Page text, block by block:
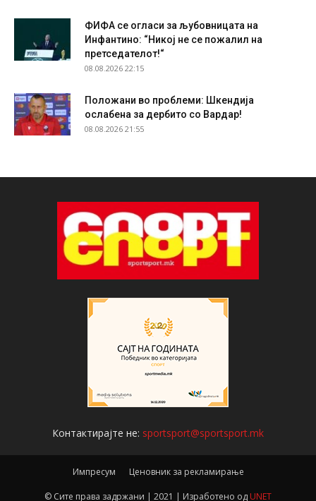
ФИФА се огласи за љубовницата на
Инфантино: “Никој не се пожалил на
претседателот!“
08.08.2026 22:15
Положани во проблеми: Шкендија
ослабена за дербито со Вардар!
08.08.2026 21:55
Контактирајте не: sportsport@sportsport.mk
Импресум Ценовник за рекламирање
© Сите права задржани | 2021 | Изработено од UNET